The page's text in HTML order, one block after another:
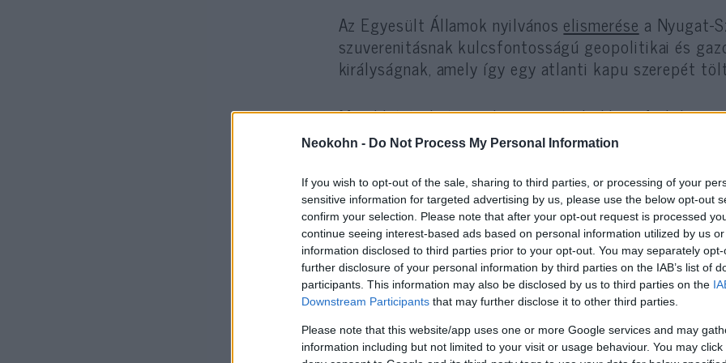
Neokohn - Do Not Process My Personal Information
If you wish to opt-out of the sale, sharing to third parties, or processing of your
sensitive information for targeted advertising by us, please use the below opt-out
confirm your selection. Please note that after your opt-out request is processed
continue seeing interest-based ads based on personal information utilized by us
information disclosed to third parties prior to your opt-out. You may separately
further disclosure of your personal information by third parties on the IAB’s list of
participants. This information may also be disclosed by us to third parties on the
Downstream Participants that may further disclose it to other third parties.
Please note that this website/app uses one or more Google services and may
information including but not limited to your visit or usage behaviour. You may
Az Egyesült Államok nyilvános elismerése a Nyugat-
szuverenitásnak kulcsfontosságú geopolitikai és
királyságnak, amely így egy atlanti kapu szerepét
Marokkó évek óta tudatosan távolodik az Arab Liga
korszakát egy stabilitásra és modernizációra épülő
Marokkó izraeli kiberbiztonsági technológiák
izraeli sivatagi öntözéses megoldásokkal küzd az
közösen fejleszt Izraellel drónokat.
Algéria: geopolitikai zsákutca
Algériában a háborúra adott válasz heves volt, a 20.